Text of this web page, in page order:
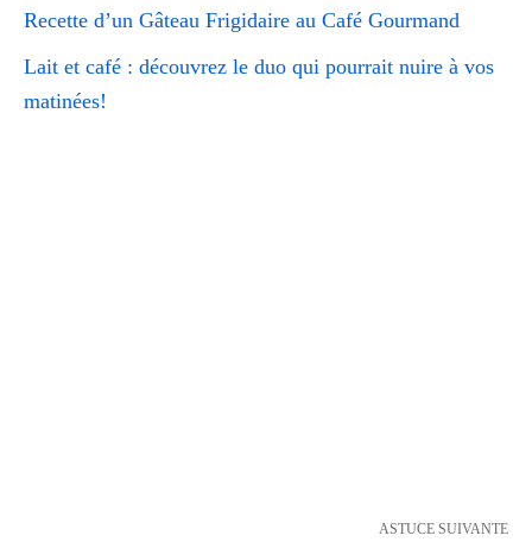
Recette d’un Gâteau Frigidaire au Café Gourmand
Lait et café : découvrez le duo qui pourrait nuire à vos
matinées!
ASTUCE SUIVANTE